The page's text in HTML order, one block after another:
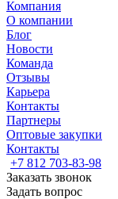
Компания
О компании
Блог
Новости
Команда
Отзывы
Карьера
Контакты
Партнеры
Оптовые закупки
Контакты
+7 812 703-83-98
Заказать звонок
Задать вопрос